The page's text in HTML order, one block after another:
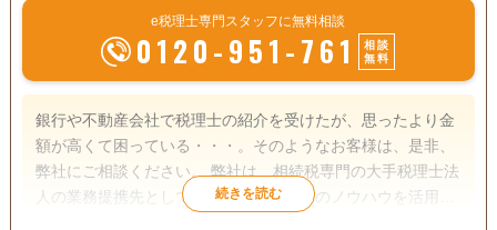
e税理士専門スタッフに無料相談
0120-951-761
相談
無料
銀行や不動産会社で税理士の紹介を受けたが、思ったより金
額が高くて困っている・・・。そのようなお客様は、是非、
弊社にご相談ください。 弊社は、相続税専門の大手税理士法
人の業務提携先として、大手税理士法人のノウハウを活用し